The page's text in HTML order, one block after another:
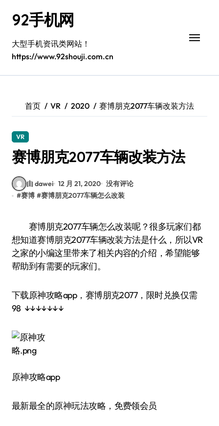
92手机网
大型手机资讯类网站！
https://www.92shouji.com.cn
首页 VR 2020 赛博朋克2077车辆改装方法
VR
赛博朋克2077车辆改装方法
由 dawei 12 月 21, 2020 没有评论
#赛博 #赛博朋克2077车辆怎么改装
赛博朋克2077车辆怎么改装呢？很多玩家们都
想知道赛博朋克2077车辆改装方法是什么，所以VR
之家的小编这里带来了相关内容的介绍，希望能够
帮助到有需要的玩家们。
下载原神攻略app，赛博朋克2077，限时兑换仅需
98 ↓↓↓↓↓↓↓
原神攻略app
最新最全的原神玩法攻略，免费领会员